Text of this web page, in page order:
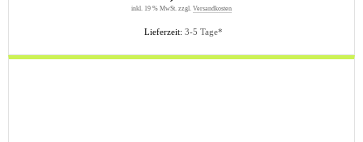
Lieferzeit: 3-5 Tage*
inkl. 19 % MwSt. zzgl. Versandkosten